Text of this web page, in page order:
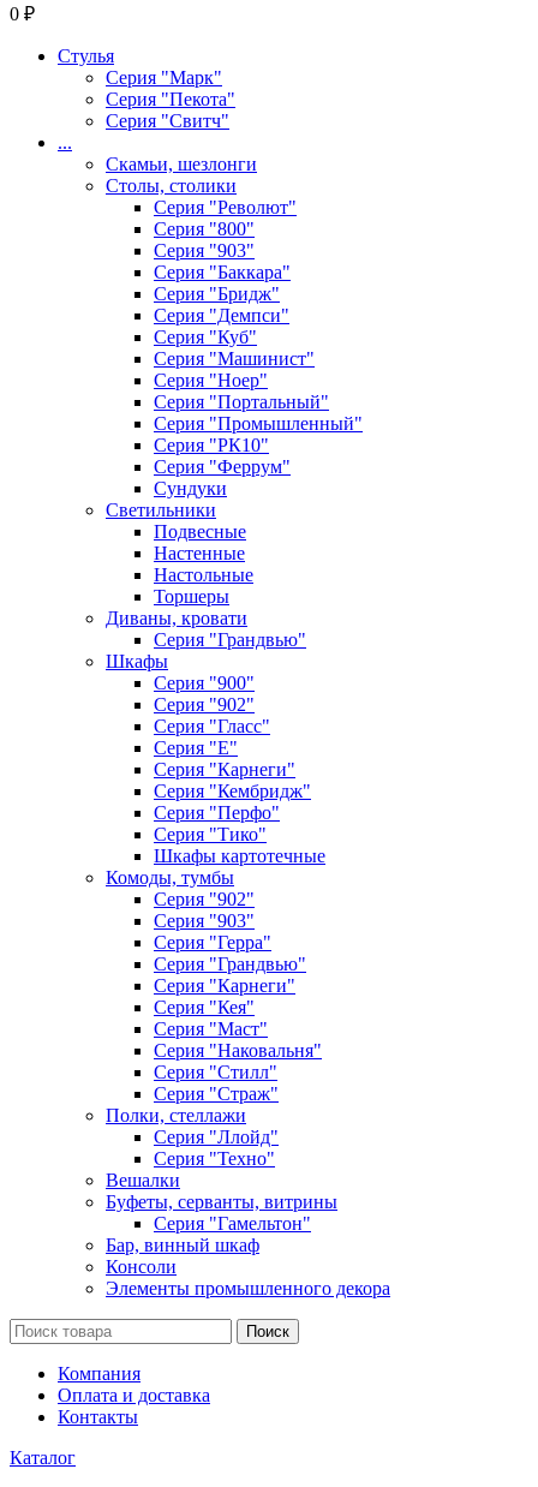
0 ₽
Стулья
Серия "Марк"
Серия "Пекота"
Серия "Свитч"
...
Скамьи, шезлонги
Столы, столики
Серия "Револют"
Серия "800"
Серия "903"
Серия "Баккара"
Серия "Бридж"
Серия "Демпси"
Серия "Куб"
Серия "Машинист"
Серия "Ноер"
Серия "Портальный"
Серия "Промышленный"
Серия "РК10"
Серия "Феррум"
Сундуки
Светильники
Подвесные
Настенные
Настольные
Торшеры
Диваны, кровати
Серия "Грандвью"
Шкафы
Серия "900"
Серия "902"
Серия "Гласс"
Серия "Е"
Серия "Карнеги"
Серия "Кембридж"
Серия "Перфо"
Серия "Тико"
Шкафы картотечные
Комоды, тумбы
Серия "902"
Серия "903"
Серия "Герра"
Серия "Грандвью"
Серия "Карнеги"
Серия "Кея"
Серия "Маст"
Серия "Наковальня"
Серия "Стилл"
Серия "Страж"
Полки, стеллажи
Серия "Ллойд"
Серия "Техно"
Вешалки
Буфеты, серванты, витрины
Серия "Гамельтон"
Бар, винный шкаф
Консоли
Элементы промышленного декора
Поиск
Компания
Оплата и доставка
Контакты
Каталог